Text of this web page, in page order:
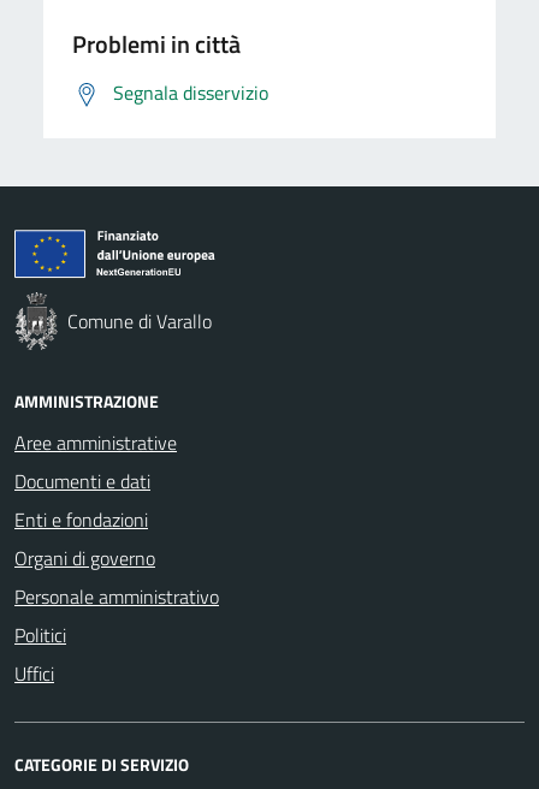
Problemi in città
Segnala disservizio
Comune di Varallo
AMMINISTRAZIONE
Aree amministrative
Documenti e dati
Enti e fondazioni
Organi di governo
Personale amministrativo
Politici
Uffici
CATEGORIE DI SERVIZIO